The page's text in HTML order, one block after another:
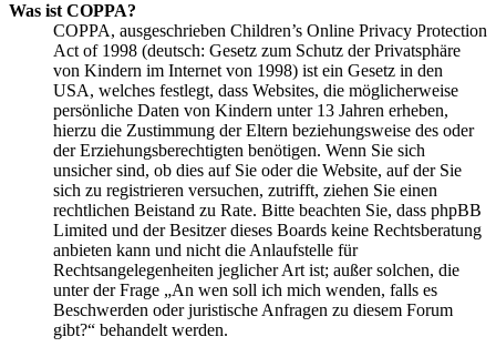
Was ist COPPA?
COPPA, ausgeschrieben Children’s Online Privacy Protection
Act of 1998 (deutsch: Gesetz zum Schutz der Privatsphäre
von Kindern im Internet von 1998) ist ein Gesetz in den
USA, welches festlegt, dass Websites, die möglicherweise
persönliche Daten von Kindern unter 13 Jahren erheben,
hierzu die Zustimmung der Eltern beziehungsweise des oder
der Erziehungsberechtigten benötigen. Wenn Sie sich
unsicher sind, ob dies auf Sie oder die Website, auf der Sie
sich zu registrieren versuchen, zutrifft, ziehen Sie einen
rechtlichen Beistand zu Rate. Bitte beachten Sie, dass phpBB
Limited und der Besitzer dieses Boards keine Rechtsberatung
anbieten kann und nicht die Anlaufstelle für
Rechtsangelegenheiten jeglicher Art ist; außer solchen, die
unter der Frage „An wen soll ich mich wenden, falls es
Beschwerden oder juristische Anfragen zu diesem Forum
gibt?“ behandelt werden.